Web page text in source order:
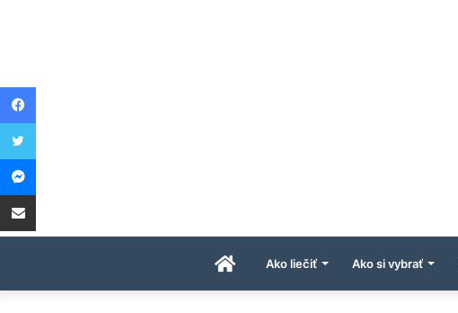
ÚvodnáAko liečiť Ako si vybrať
Facebook
Twitter
Messenger
Share via Email